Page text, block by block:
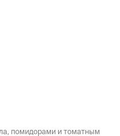
помидорами и томатным